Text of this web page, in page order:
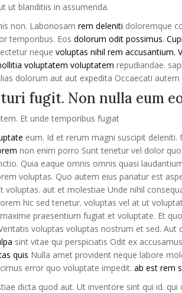
ut blanditiis in assumenda.
non. Laboriosam rem deleniti doloremque
temporibus. Eos dolorum odit possimus.
neque voluptas nihil rem accusantium.
voluptatem voluptatem repudiandae.
dolorum aut aut expedita Occaecati
fugit. Non nulla eum
Et unde temporibus fugiat
eum. Id et rerum magni suscipit
non enim porro Sunt tenetur vel dolor
Quia eaque omnis omnis quasi
voluptas. Quo autem eius pariatur est
voluptas. aut et molestiae Unde nihil
hic sed tenetur. voluptas vel at ut
praesentium fugiat et voluptate. Et
voluptas voluptas nostrum et sed.
sint vitae qui perspiciatis Odit ex
quis Nulla amet provident neque labore
error quo voluptate impedit. ab est rem
dicta quod aut. Ut inventore sint qui id.